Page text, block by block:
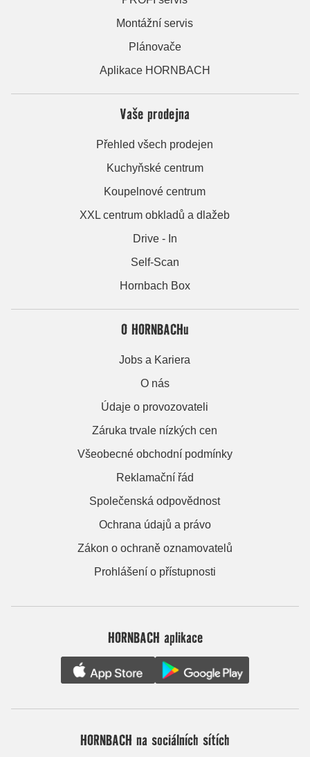
Montážní servis
Plánovače
Aplikace HORNBACH
Vaše prodejna
Přehled všech prodejen
Kuchyňské centrum
Koupelnové centrum
XXL centrum obkladů a dlažeb
Drive - In
Self-Scan
Hornbach Box
O HORNBACHu
Jobs a Kariera
O nás
Údaje o provozovateli
Záruka trvale nízkých cen
Všeobecné obchodní podmínky
Reklamační řád
Společenská odpovědnost
Ochrana údajů a právo
Zákon o ochraně oznamovatelů
Prohlášení o přístupnosti
HORNBACH aplikace
HORNBACH na sociálních sítích